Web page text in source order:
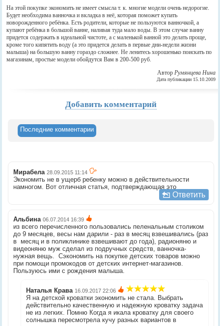
На этой покупке экономить не имеет смысла т. к. многие модели очень недорогие.
Будет необходима ванночка и вкладка в неё, которая поможет купать
новорожденного ребёнка. Есть родители, которые не пользуются ванночкой, а
купают ребёнка в большой ванне, наливая туда мало воды. В этом случае ванну
придется содержать в идеальной чистоте, а с маленькой ванной это делать проще,
кроме того кипятить воду (а это придется делать в первые дни-недели жизни
малыша) на большую ванну гораздо сложнее. Не ленитесь хорошенько поискать по
магазинам, простые модели обойдутся Вам в 200-500 руб.
АвторРумянцева Нина
Дата публикации 15.10.2009
Добавить комментарий
Последние комментарии
Мирабела 28.09.2015 11:14
Экономить не в ущерб ребенку можно в действительности
намногом. Вот отличная статья, подтверждающая это
Ответить
Альбина 06.07.2014 16:39
из всего перечисленного пользовались пеленальным столиком
до 9 месяцев, весы нам дарили - раз в месяц взвешивались (раз
в месяц и в поликлинике взвешивают до года), радионяню и
видеоняню муж сделал из подручных средств, ванночка-
нужная вещь. Сэкономить на покупке детских товаров можно
при помощи промокодов от детских интернет-магазинов.
Пользуюсь ими с рождения малыша.
Наталья Крава 16.09.2017 22:06
Я на детской кроватки экономить не стала. Выбрать
действительно качественную и надежную кроватку задача
не из легких. Помню Когда я икала кроватку для своего
солнышка пересмотрела кучу разных вариантов в